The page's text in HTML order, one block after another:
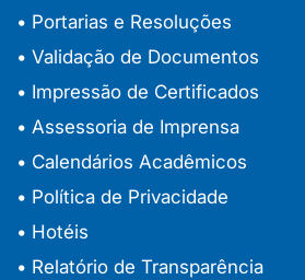
• Portarias e Resoluções
• Validação de Documentos
• Impressão de Certificados
• Assessoria de Imprensa
• Calendários Acadêmicos
• Política de Privacidade
• Hotéis
• Relatório de Transparência